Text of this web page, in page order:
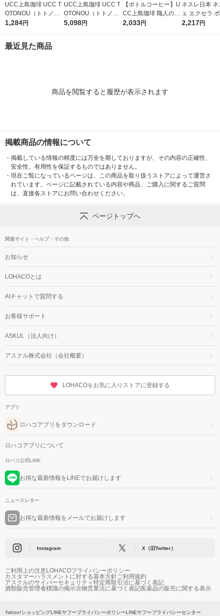
UCC上島珈琲 UCC T
OTONOU（トトノ
ウ） by BLACK無糖 5
1,284円
UCC上島珈琲 UCC T
OTONOU（トトノ
ウ） by BLACK無糖 5
5,098円
【ボトルコーヒー】U
CC上島珈琲 職人の珈
琲 無糖 900ml 1箱（1
2,033円
ネスレ日本
ェ エクセラ
ーヒー 無糖
2,217円
最近見た商品
商品を閲覧すると履歴が表示されます
掲載商品の情報について
・ 掲載している情報の精度には万全を期しておりますが、その内容の正確性、
安全性、有用性を保証するものではありません。
・ 現在ご覧になっているページは、この商品を取り扱うストアによって運営さ
れています。ページに記載されている内容や商品、ご購入に関するご質問
は、直接各ストアにお問い合わせください。
ページトップへ
関連サイト・ヘルプ・その他
お知らせ
LOHACOとは
AIチャットで質問する
お客様サポート
ASKUL（法人向け）
アスクル株式会社（会社概要）
LOHACOをお気に入りストアに登録する
アプリ
ロハコアプリをダウンロード
ロハコアプリについて
ロハコ公式LINE
お得な最新情報をLINEでお届けします
ニュースレター
お得な最新情報をメールでお届けします
Instagram X（旧Twitter）
ご利用上の注意LOHACOプライバシーポリシー
カスタマーハラスメントに対する基本方針ご利用規約
アスクルのサイバーセキュリティ特定商取引法に基づく表記
酒類販売管理者標識の掲示古物営業法に基づく表記医薬品の販売に関する表示
Yahoo!ショッピングLINEヤフープライバシーポリシーLINEヤフープライバシーセンター